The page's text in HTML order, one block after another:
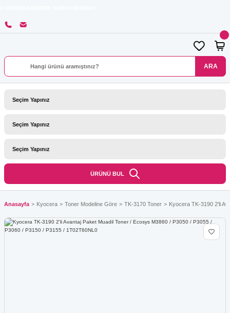
ARA
ÜRÜNÜ BUL
Anasayfa Kyocera Toner Modeline Göre TK-3170 Toner Kyocera TK-3190 2'li